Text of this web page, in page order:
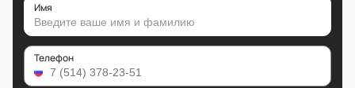
Имя
Телефон